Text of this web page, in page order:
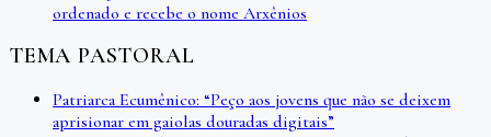
ordenado e recebe o nome Arxênios
TEMA PASTORAL
Patriarca Ecumênico: “Peço aos jovens que não se deixem
aprisionar em gaiolas douradas digitais”